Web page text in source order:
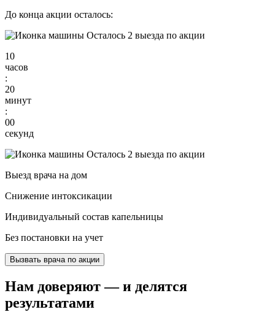
До конца акции осталось:
Осталось 2 выезда по акции
10
часов
:
19
минут
:
59
секунд
Осталось 2 выезда по акции
Выезд врача на дом
Снижение интоксикации
Индивидуальный состав капельницы
Без постановки на учет
Вызвать врача по акции
Нам доверяют— и делятся
результатами